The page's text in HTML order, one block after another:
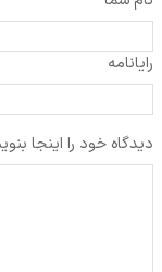
رایانامه
دیدگاه خود را اینجا